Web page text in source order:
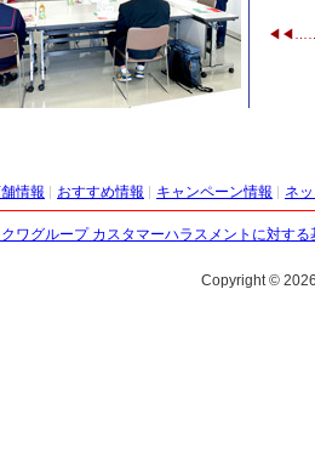
情報 おすすめ情報 キャンペーン情報 ネ
クワグループ カスタマーハラスメントに対する
Copyright ©